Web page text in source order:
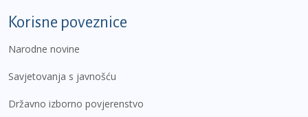
Korisne poveznice
Narodne novine
Savjetovanja s javnošću
Državno izborno povjerenstvo